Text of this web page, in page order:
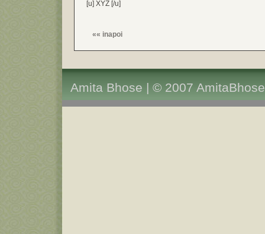
[u] XYZ [/u]
«« inapoi
Amita Bhose | © 2007